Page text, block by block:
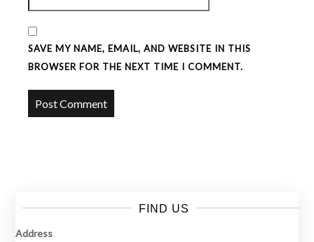
SAVE MY NAME, EMAIL, AND WEBSITE IN THIS
BROWSER FOR THE NEXT TIME I COMMENT.
FIND US
Address